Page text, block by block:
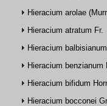
Hieracium arolae
Hieracium atratum Fr.
Hieracium
Hieracium benzianum
Hieracium bifidum
Hieracium bocconei